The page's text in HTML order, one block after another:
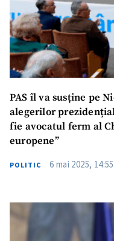
PAS îl va susține pe
alegerilor
fie avocatul ferm al
europene”
POLITIC 6 mai 2025, 14:55
Titlu știre+ Adaugă